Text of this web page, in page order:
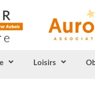
Loisirs